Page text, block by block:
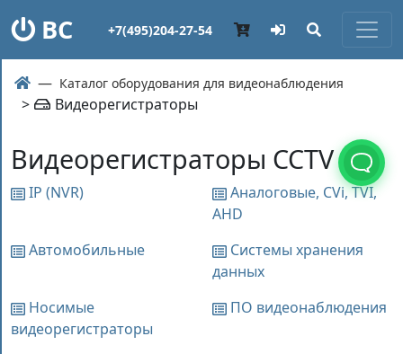
ВС +7(495)204-27-54
Каталог оборудования для видеонаблюдения
> Видеорегистраторы
Видеорегистраторы CCTV
IP (NVR)
Аналоговые, СVi, TVI,
AHD
Автомобильные
Системы хранения
данных
Носимые
видеорегистраторы
ПО видеонаблюдения